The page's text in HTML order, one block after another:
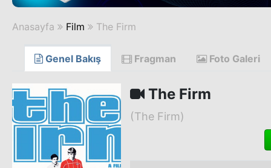
Anasayfa Film The Firm
Genel Bakış Fragman Foto Galeri
The Firm
(The Firm)